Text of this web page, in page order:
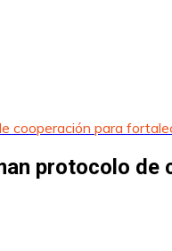
cooperación para
protocolo